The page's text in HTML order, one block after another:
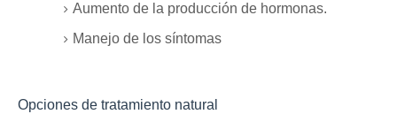
Aumento de la producción de hormonas.
Manejo de los síntomas
Opciones de tratamiento natural